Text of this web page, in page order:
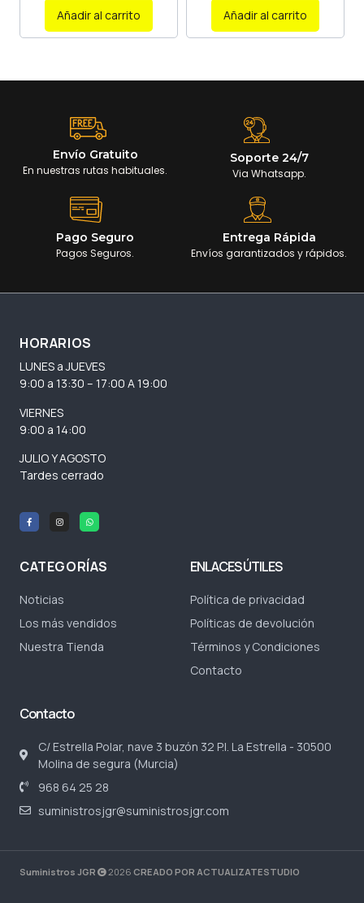
Añadir al carrito Añadir al carrito
Envío Gratuito
En nuestras rutas habituales.
Soporte 24/7
Via Whatsapp.
Pago Seguro
Pagos Seguros.
Entrega Rápida
Envíos garantizados y rápidos.
HORARIOS
LUNES a JUEVES
9:00 a 13:30 – 17:00 A 19:00
VIERNES
9:00 a 14:00
JULIO Y AGOSTO
Tardes cerrado
CATEGORÍAS
Noticias
Los más vendidos
Nuestra Tienda
ENLACES ÚTILES
Política de privacidad
Políticas de devolución
Términos y Condiciones
Contacto
Contacto
C/ Estrella Polar, nave 3 buzón 32 P.I. La Estrella - 30500
Molina de segura (Murcia)
968 64 25 28
suministrosjgr@suministrosjgr.com
Suministros JGR 2026 CREADO POR ACTUALIZATESTUDIO